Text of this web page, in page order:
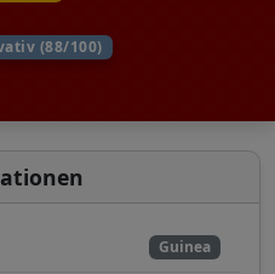
(88/100)
Guinea